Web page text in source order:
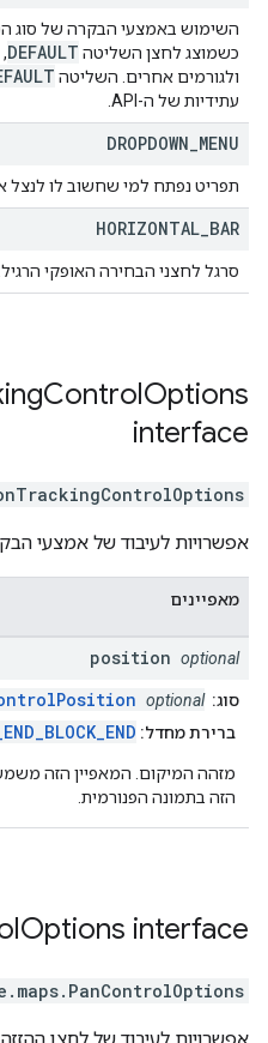
השימוש באמצעי הבקרה של סוג
כשמוצג לחצן השליטה DEFAULT
ולגורמים אחרים. השליטה
עתידיות של ה-API.
DROPDOWN MENU
תפריט נפתח למי שחשוב לו
HORIZONTAL BAR
סרגל לחצני הבחירה האופקי
ControlOptions
interface
אפשרויות לעיבוד של אמצעי
מאפיינים
position optional
סוג: optional
ברירת מחדל:
מזהה המיקום. המאפיין הזה
הזה בתמונה הפנורמית.
Options interface
. PanControlOptions